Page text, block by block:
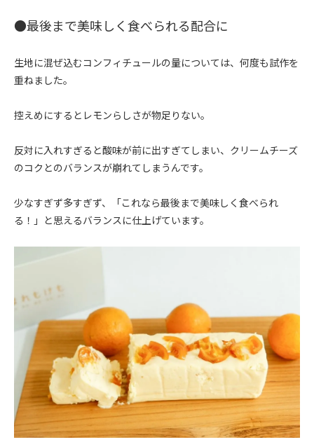
●最後まで美味しく食べられる配合に
生地に混ぜ込むコンフィチュールの量については、何度も試作を
重ねました。
控えめにするとレモンらしさが物足りない。
反対に入れすぎると酸味が前に出すぎてしまい、クリームチーズ
のコクとのバランスが崩れてしまうんです。
少なすぎず多すぎず、「これなら最後まで美味しく食べられ
る！」と思えるバランスに仕上げています。